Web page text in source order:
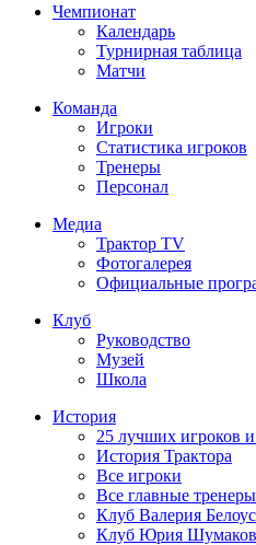
Чемпионат
Календарь
Турнирная таблица
Матчи
Команда
Игроки
Статистика игроков
Тренеры
Персонал
Медиа
Трактор TV
Фотогалерея
Официальные
Клуб
Руководство
Музей
Школа
История
25 лучших игроков
История Трактора
Все игроки
Все главные тренеры
Клуб Валерия
Клуб Юрия